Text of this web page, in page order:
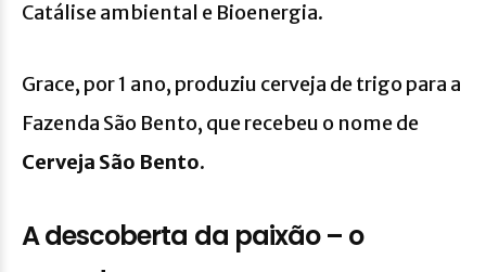
Catálise ambiental e Bioenergia.
Grace, por 1 ano, produziu cerveja de trigo para a
Fazenda São Bento, que recebeu o nome de
Cerveja São Bento.
A descoberta da paixão – o